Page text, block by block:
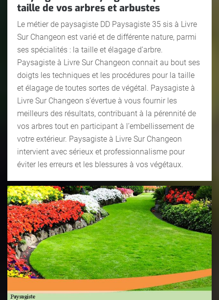
taille de vos arbres et arbustes
Le métier de paysagiste DD Paysagiste 35 sis à Livre
Sur Changeon est varié et de différente nature, parmi
ses spécialités : la taille et élagage d’arbre.
Paysagiste à Livre Sur Changeon connait au bout ses
doigts les techniques et les procédures pour la taille
et élagage de toutes sortes de végétal. Paysagiste à
Livre Sur Changeon s’évertue à vous fournir les
meilleurs des résultats, contribuant à la pérennité de
vos arbres tout en participant à l’embellissement de
votre extérieur. Paysagiste à Livre Sur Changeon
intervient avec sérieux et professionnalisme pour
éviter les erreurs et les blessures à vos végétaux.